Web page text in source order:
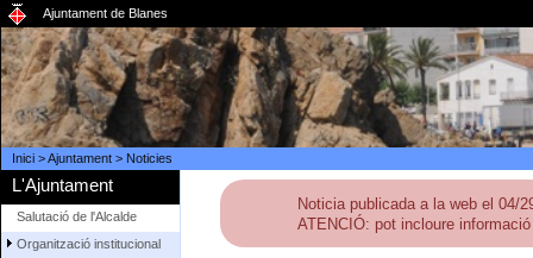
Ajuntament de Blanes
Inici>Ajuntament> Noticies
L'Ajuntament
Salutació de l'Alcalde
Organització institucional
Noticia publicada a la web el 04/
ATENCIÓ: pot incloure